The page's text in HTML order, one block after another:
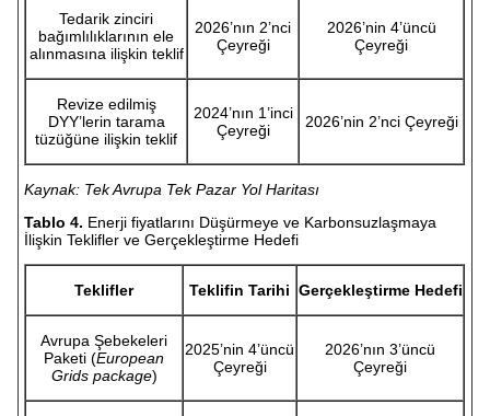
Tedarik zinciri
bağımlılıklarının ele
alınmasına ilişkin teklif
2026’nın 2’nci
Çeyreği
2026’nin 4’üncü
Çeyreği
Revize edilmiş
DYY’lerin tarama
tüzüğüne ilişkin teklif
2024’nın 1’inci
Çeyreği
2026’nin 2’nci Çeyreği
Kaynak: Tek Avrupa Tek Pazar Yol Haritası
Tablo 4. Enerji fiyatlarını Düşürmeye ve Karbonsuzlaşmaya
İlişkin Teklifler ve Gerçekleştirme Hedefi
Teklifler Teklifin Tarihi Gerçekleştirme Hedefi
Avrupa Şebekeleri
Paketi (European
Grids package)
2025’nin 4’üncü
Çeyreği
2026’nın 3’üncü
Çeyreği